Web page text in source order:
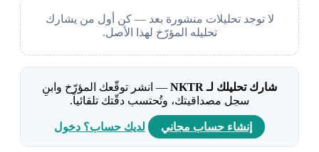
لا توجد تحليلات منشورة بعد — كن أول من يشارك
تحليله المؤرّخ لهذا الأصل.
شارك تحليلك لـ NKTR
— انشر توقّعك المؤرّخ وابنِ
سجل مصداقيتك، وتُحتسب دقّتك تلقائياً.
إنشاء حساب مجاني لديك حساب؟ دخول